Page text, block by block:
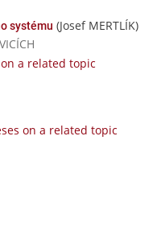
systému (Josef MERTLÍK)
a related topic
on a related topic